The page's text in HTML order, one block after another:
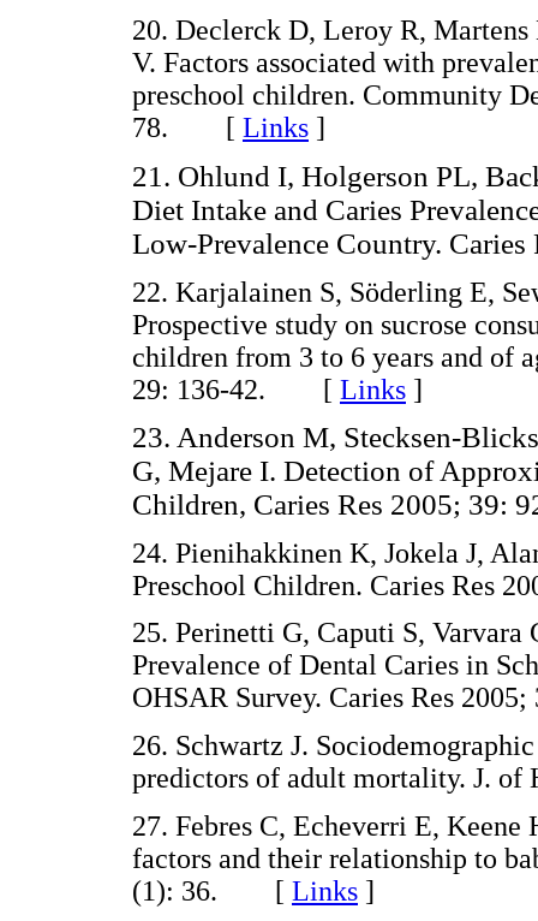
20. Declerck D, Leroy R,
V. Factors associated with
preschool children. Community
78. [ Links ]
21. Ohlund I, Holgerson PL,
Diet Intake and Caries
Low-Prevalence Country.
22. Karjalainen S, Söderling E,
Prospective study on sucrose
children from 3 to 6 years and of
29: 136-42. [ Links ]
23. Anderson M, Stecksen-
G, Mejare I. Detection of
Children, Caries Res 2005; 39:
24. Pienihakkinen K, Jokela J,
Preschool Children. Caries
25. Perinetti G, Caputi S,
Prevalence of Dental Caries in
OHSAR Survey. Caries Res
26. Schwartz J.
predictors of adult mortality. J.
27. Febres C, Echeverri E, Keene
factors and their relationship to
(1): 36. [ Links ]